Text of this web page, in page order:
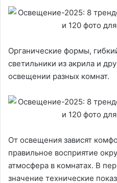
Органические формы,
светильники из акрила и
освещении разных комнат.
От освещения зависят
правильное восприятие
атмосфера в комнатах. В
значение технические